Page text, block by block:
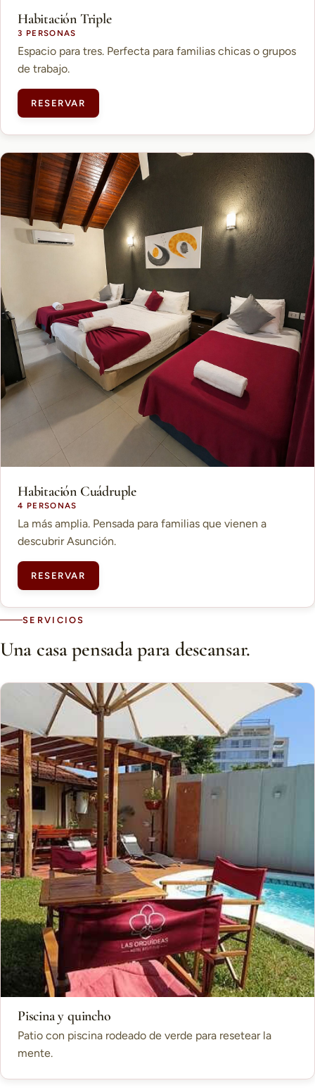
Habitación Triple
3 PERSONAS
Espacio para tres. Perfecta para familias chicas o grupos
de trabajo.
RESERVAR
Habitación Cuádruple
4 PERSONAS
La más amplia. Pensada para familias que vienen a
descubrir Asunción.
RESERVAR
SERVICIOS
Una casa pensada para descansar.
Piscina y quincho
Patio con piscina rodeado de verde para resetear la
mente.